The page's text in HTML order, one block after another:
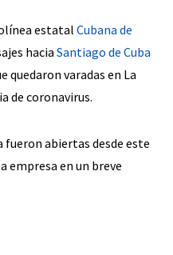
estatal Cubana de
haciaSantiago de Cuba
quedaron varadas en La
de coronavirus.
fueron abiertas desde este
empresa en un breve